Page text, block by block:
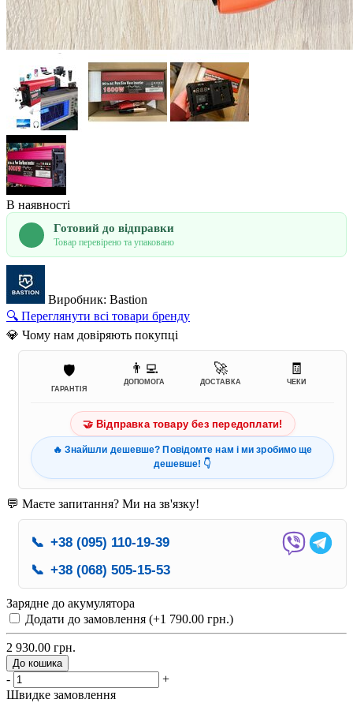
В наявності
Готовий до відправки
Товар перевірено та упаковано
Виробник: Bastion
🔍 Переглянути всі товари бренду
💎 Чому нам довіряють покупці
🛡️
ГАРАНТІЯ
👨‍💻
ДОПОМОГА
🚀
ДОСТАВКА
🧾
ЧЕКИ
🤝 Відправка товару без передоплати!
🔥 Знайшли дешевше? Повідомте нам і ми зробимо ще
дешевше! 👇
💬 Маєте запитання? Ми на зв'язку!
📞 +38 (095) 110-19-39
📞 +38 (068) 505-15-53
Зарядне до акумулятора
Додати до замовлення (+1 790.00 грн.)
2 930.00 грн.
До кошика
-
+
Швидке замовлення